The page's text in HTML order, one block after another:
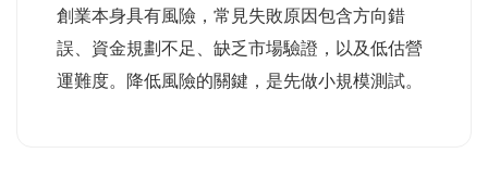
創業本身具有風險，常見失敗原因包含方向錯
誤、資金規劃不足、缺乏市場驗證，以及低估營
運難度。降低風險的關鍵，是先做小規模測試。